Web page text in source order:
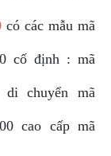
có các mẫu mã
cố định : mã
di chuyển mã
cao cấp mã